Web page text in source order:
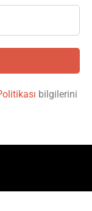
bilgilerini